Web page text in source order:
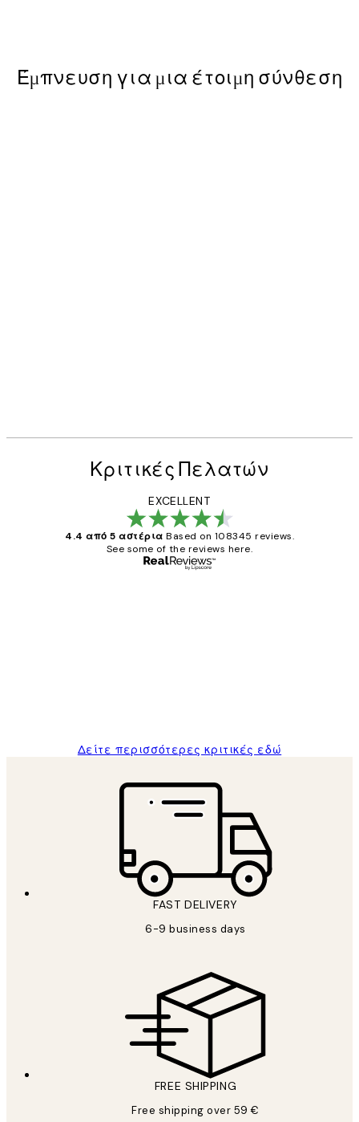
Έμπνευση για μια έτοιμη σύνθεση
Κριτικές Πελατών
EXCELLENT
4.4 από 5 αστέρια Based on 108345 reviews.
See some of the reviews here.
Δείτε περισσότερες κριτικές εδώ
FAST DELIVERY
6-9 business days
FREE SHIPPING
Free shipping over 59 €